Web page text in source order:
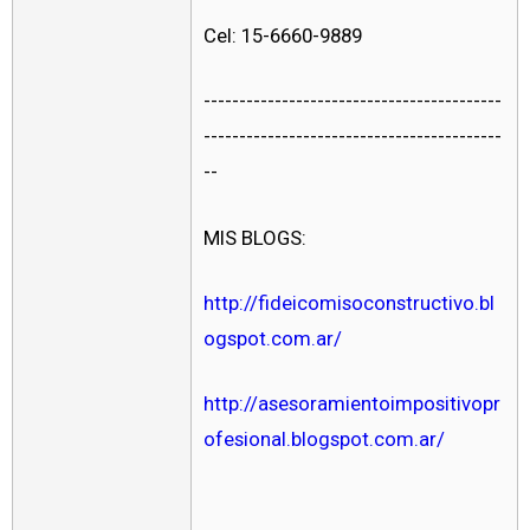
Cel: 15-6660-9889
------------------------------------------
------------------------------------------
--
MIS BLOGS:
http://fideicomisoconstructivo.bl
ogspot.com.ar/
http://asesoramientoimpositivopr
ofesional.blogspot.com.ar/